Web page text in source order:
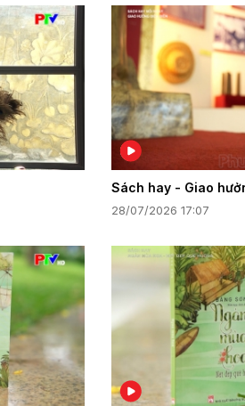
Sách hay - Giao
28/07/2026 17:07